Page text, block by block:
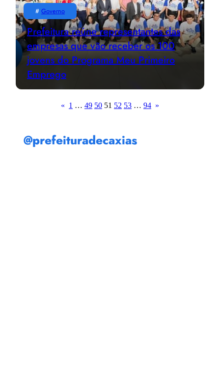
# Governo
Prefeitura reúne representantes das
empresas que vão receber os 100
jovens do Programa Meu Primeiro
Emprego
« 1 … 49 50 51 52 53 … 94 »
@prefeituradecaxias